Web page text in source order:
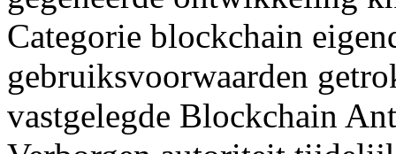
Categorie blockchain
gebruiksvoorwaarden
vastgelegde Blockchain